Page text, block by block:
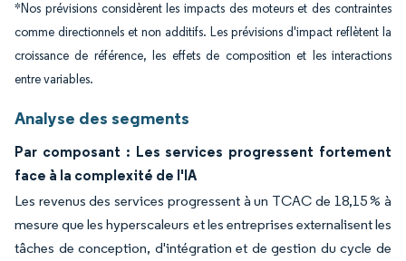
*Nos prévisions considèrent les impacts des moteurs et des contraintes
comme directionnels et non additifs. Les prévisions d'impact reflètent la
croissance de référence, les effets de composition et les interactions
entre variables.
Analyse des segments
Par composant : Les services progressent fortement
face à la complexité de l'IA
Les revenus des services progressent à un TCAC de 18,15 % à
mesure que les hyperscaleurs et les entreprises externalisent les
tâches de conception, d'intégration et de gestion du cycle de